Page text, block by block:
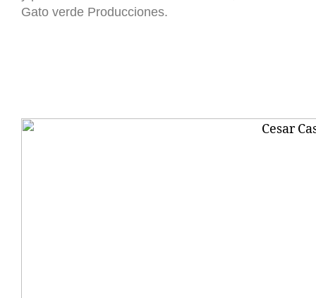
Gato verde Producciones.